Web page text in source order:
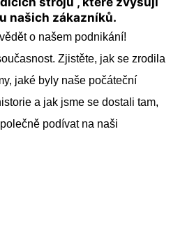
našich zákazníků.
o našem podnikání!
Zjistěte, jak se zrodila
jaké byly naše počáteční
a jak jsme se dostali tam,
podívat na naši